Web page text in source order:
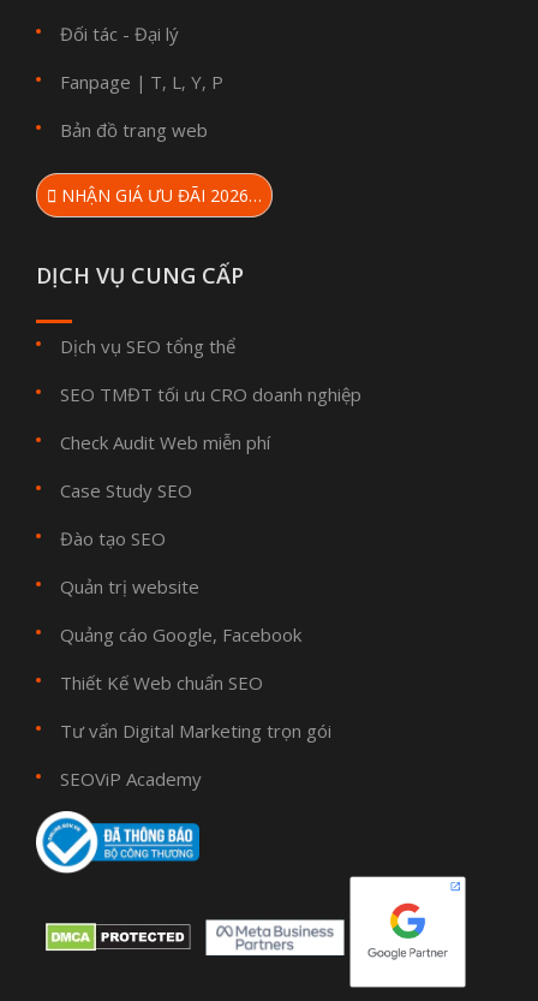
Đối tác - Đại lý
Fanpage | T, L, Y, P
Bản đồ trang web
NHẬN GIÁ ƯU ĐÃI 2026…
DỊCH VỤ CUNG CẤP
Dịch vụ SEO tổng thể
SEO TMĐT tối ưu CRO doanh nghiệp
Check Audit Web miễn phí
Case Study SEO
Đào tạo SEO
Quản trị website
Quảng cáo Google, Facebook
Thiết Kế Web chuẩn SEO
Tư vấn Digital Marketing trọn gói
SEOViP Academy